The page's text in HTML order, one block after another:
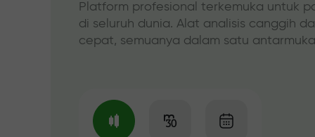
Platform profesional terkemuka untuk
di seluruh dunia. Alat analisis canggih
cepat, semuanya dalam satu